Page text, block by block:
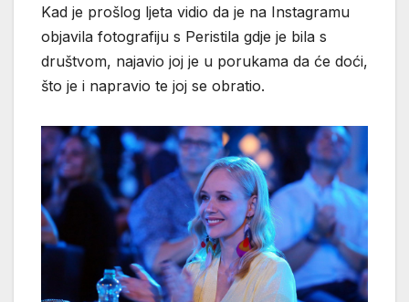
Kad je prošlog ljeta vidio da je na Instagramu
objavila fotografiju s Peristila gdje je bila s
društvom, najavio joj je u porukama da će doći,
što je i napravio te joj se obratio.